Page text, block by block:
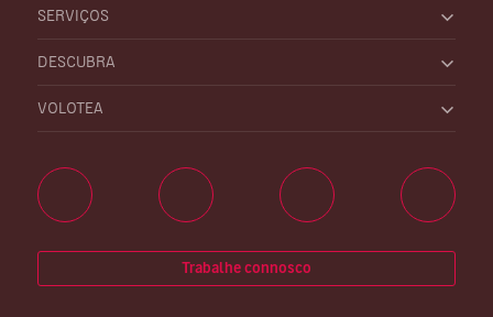
SERVIÇOS
DESCUBRA
VOLOTEA
Trabalhe connosco